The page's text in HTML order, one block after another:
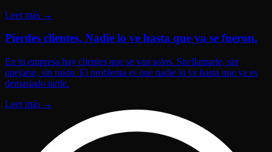
Leer más →
Pierdes clientes. Nadie lo ve hasta que ya se fueron.
En tu empresa hay clientes que se van solos. Sin llamarte, sin
quejarse, sin ruido. El problema es que nadie lo ve hasta que ya es
demasiado tarde.
Leer más →